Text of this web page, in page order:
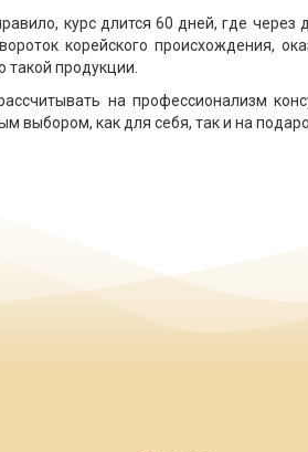
курс длится 60 дней, где
корейского происхождения,
продукции.
на профессионализм
выбором, как для себя, так и на